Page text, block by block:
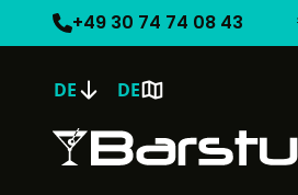
+49 30 74 74 08 43
DE DE